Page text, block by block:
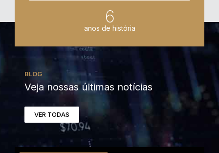
6
anos de história
BLOG
Veja nossas últimas notícias
VER TODAS